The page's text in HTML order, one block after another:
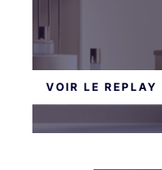
VOIR LE REPLAY